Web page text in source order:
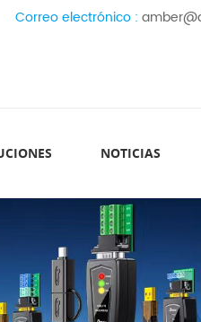
Correo electrónico :
NOTICIAS